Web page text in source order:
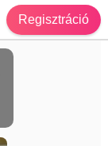
Regisztráció